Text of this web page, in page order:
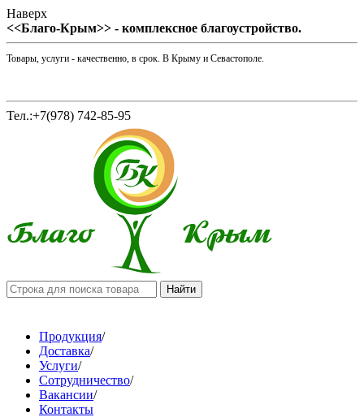
Наверх
<<Благо-Крым>> - комплексное благоустройство.
Товары, услуги - качественно, в срок. В Крыму и Севастополе.
Тел.:+7(978) 742-85-95
Продукция/
Доставка/
Услуги/
Сотрудничество/
Вакансии/
Контакты